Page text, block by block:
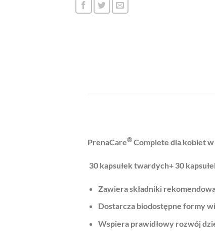
PrenaCare®Complete dla kobiet
30 kapsułek twardych+ 30
Zawiera składniki
Dostarcza biodostępne formy
Wspiera prawidłowy rozwój